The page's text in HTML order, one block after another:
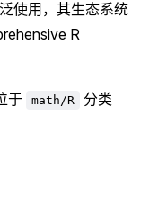
使用，其生态系统
R
于 math/R 分类